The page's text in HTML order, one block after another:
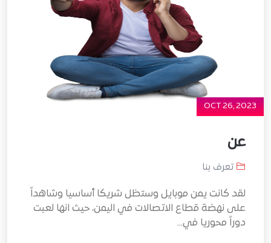
OCT 26, 2023
عن
تعرف بنا
لقد كانت يمن موبايل وستظل شريكا أساسيا وشاهداً
على نهضة قطاع الاتصالات في اليمن، حيث انها لعبت
دوراً محوريا في...